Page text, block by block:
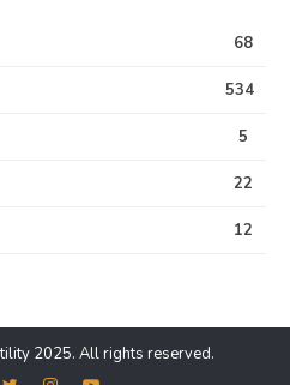
68
534
5
22
12
2025. All rights reserved.